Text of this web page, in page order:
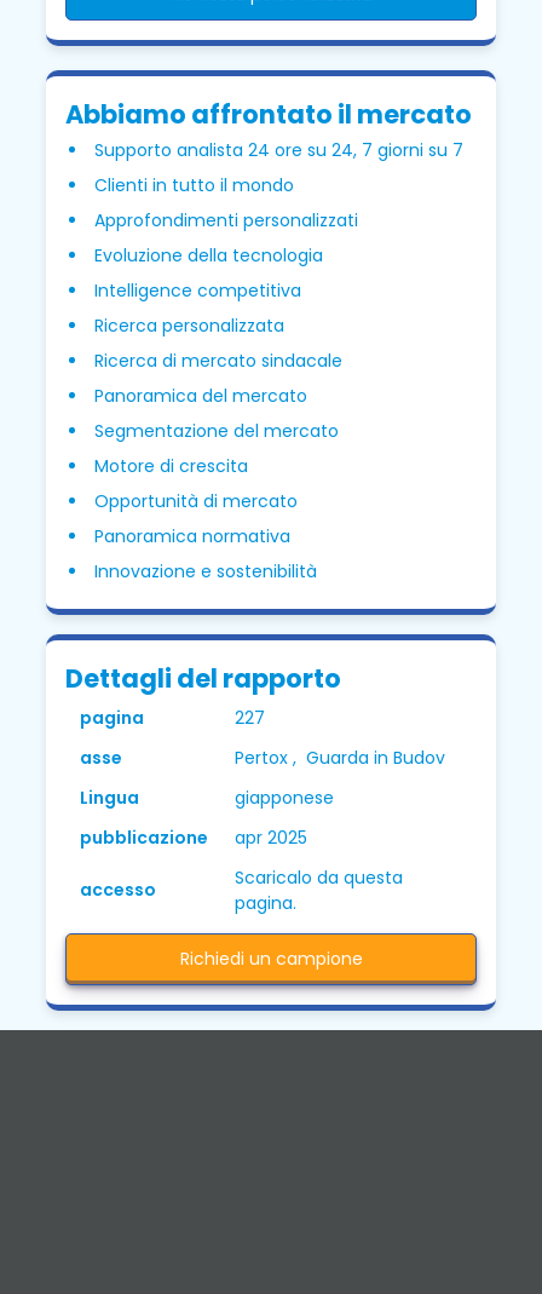
Abbiamo affrontato il mercato
Supporto analista 24 ore su 24, 7 giorni su 7
Clienti in tutto il mondo
Approfondimenti personalizzati
Evoluzione della tecnologia
Intelligence competitiva
Ricerca personalizzata
Ricerca di mercato sindacale
Panoramica del mercato
Segmentazione del mercato
Motore di crescita
Opportunità di mercato
Panoramica normativa
Innovazione e sostenibilità
Dettagli del rapporto
pagina
227
asse
Pertox , Guarda in Budov
Lingua
giapponese
pubblicazione
apr 2025
accesso
Scaricalo da questa
pagina.
Richiedi un campione